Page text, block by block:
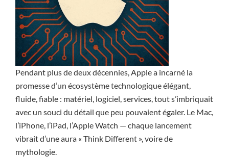
Pendant plus de deux décennies, Apple a incarné la
promesse d’un écosystème technologique élégant,
fluide, fiable : matériel, logiciel, services, tout s’imbriquait
avec un souci du détail que peu pouvaient égaler. Le Mac,
l’iPhone, l’iPad, l’Apple Watch — chaque lancement
vibrait d’une aura « Think Different », voire de
mythologie.